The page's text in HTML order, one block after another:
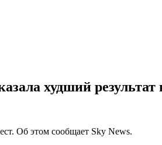
худший
Об этом сообщает Sky News.